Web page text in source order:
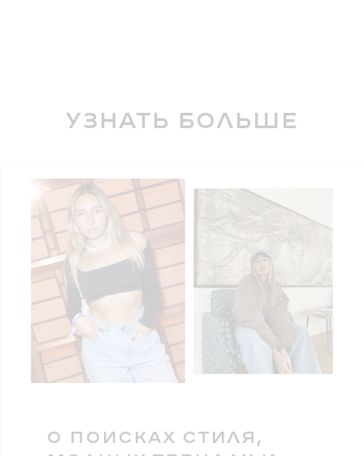
Узнать больше
О ПОИСКАХ СТИЛЯ,